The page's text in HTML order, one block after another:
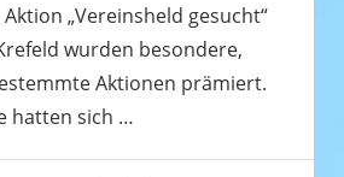
„Vereinsheld gesucht“
wurden besondere,
Aktionen prämiert.
hatten sich …